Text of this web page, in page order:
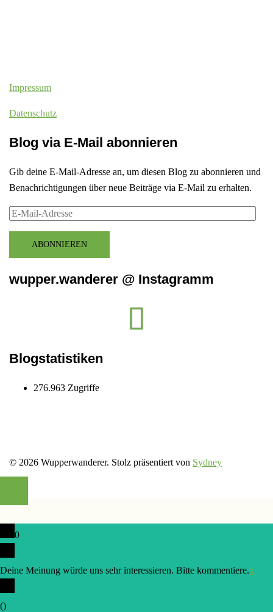
Impressum
Datenschutz
Blog via E-Mail abonnieren
Gib deine E-Mail-Adresse an, um diesen Blog zu abonnieren und
Benachrichtigungen über neue Beiträge via E-Mail zu erhalten.
E-
AdresseABONNIEREN
wupper.wanderer @ Instagramm
Blogstatistiken
276.963 Zugriffe
© 2026 Wupperwanderer. Stolz präsentiert von Sydney
0
Deine Meinung würde uns sehr interessieren. Bitte kommentiere.x
()